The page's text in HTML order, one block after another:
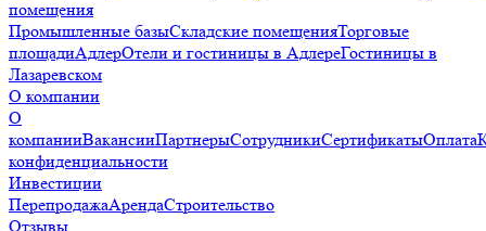
помещения
Промышленные базыСкладские помещенияТорговые
площадиАдлерОтели и гостиницы в АдлереГостиницы в
Лазаревском
О компании
О
компанииВакансииПартнерыСотрудникиСертификатыОплата
конфиденциальности
Инвестиции
ПерепродажаАрендаСтроительство
Отзывы